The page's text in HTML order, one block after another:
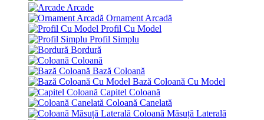
Arcade
Ornament Arcadă
Profil Cu Model
Profil Simplu
Bordură
Coloană
Bază Coloană
Bază Coloană Cu Model
Capitel Coloană
Coloană Canelată
Coloană Măsuță Laterală